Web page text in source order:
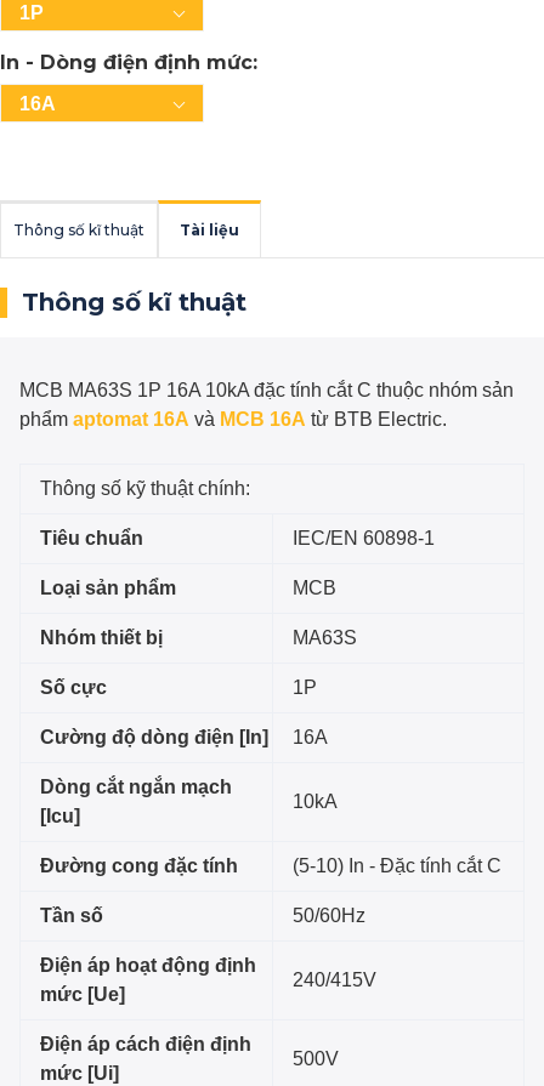
1P
In - Dòng điện định mức:
16A
Thông số kĩ thuật Tài liệu
Thông số kĩ thuật
MCB MA63S 1P 16A 10kA đặc tính cắt C thuộc nhóm sản
phẩm aptomat 16A và MCB 16A từ BTB Electric.
Thông số kỹ thuật chính:
Tiêu chuẩn IEC/EN 60898-1
Loại sản phẩm MCB
Nhóm thiết bị MA63S
Số cực 1P
Cường độ dòng điện [In] 16A
Dòng cắt ngắn mạch
[Icu]
10kA
Đường cong đặc tính (5-10) In - Đặc tính cắt C
Tần số 50/60Hz
Điện áp hoạt động định
mức [Ue]
240/415V
Điện áp cách điện định
mức [Ui]
500V